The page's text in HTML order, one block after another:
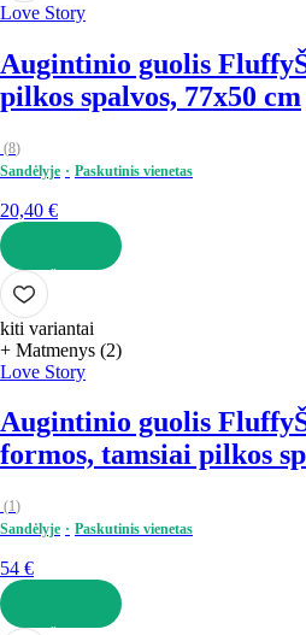
Love Story
Augintinio guolis Fluffy
pilkos spalvos, 77x50 cm
(8)
Sandėlyje
Paskutinis vienetas
20,40 €
Į KREPŠELĮ
kiti variantai
+ Matmenys (2)
Love Story
Augintinio guolis Fluffy
formos, tamsiai pilkos
(1)
Sandėlyje
Paskutinis vienetas
54 €